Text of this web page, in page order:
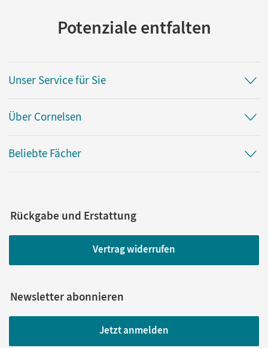
Potenziale entfalten
Unser Service für Sie
Über Cornelsen
Beliebte Fächer
Rückgabe und Erstattung
Vertrag widerrufen
Newsletter abonnieren
Jetzt anmelden